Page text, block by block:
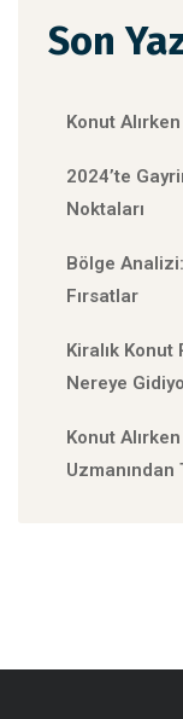
Son
Konut
2024’te
Noktaları
Bölge
Fırsatlar
Kiralık
Nereye
Konut
Uzmanından